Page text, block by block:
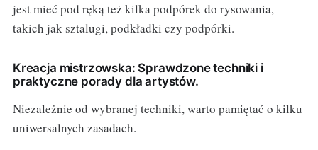
jest mieć pod ręką też kilka podpórek do rysowania,
takich jak sztalugi, podkładki czy podpórki.
Kreacja mistrzowska: Sprawdzone techniki i
praktyczne porady dla artystów.
Niezależnie od wybranej techniki, warto pamiętać o kilku
uniwersalnych zasadach.